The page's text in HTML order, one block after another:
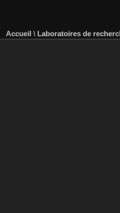
Accueil \ Laboratoires de